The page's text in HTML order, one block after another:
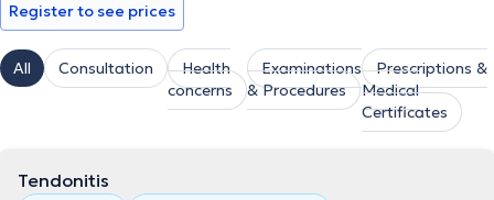
Register to see prices
All Consultation
Health
concerns
Examinations
& Procedures
Prescriptions &
Medical
Certificates
Tendonitis